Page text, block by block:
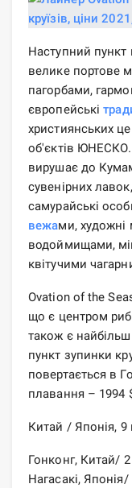
Наступний пункт
велике портове
пагорбами,
європейські
християнських
об'єктів ЮНЕСКО.
вирушає до
сувенірних
самурайські
вежами, художні
водоймищами,
квітучими
Ovation of the
що є центром
також є
пункт зупинки
повертається в
плавання – 1994
Китай / Японія,
Гонконг, Китай/
Нагасакі,